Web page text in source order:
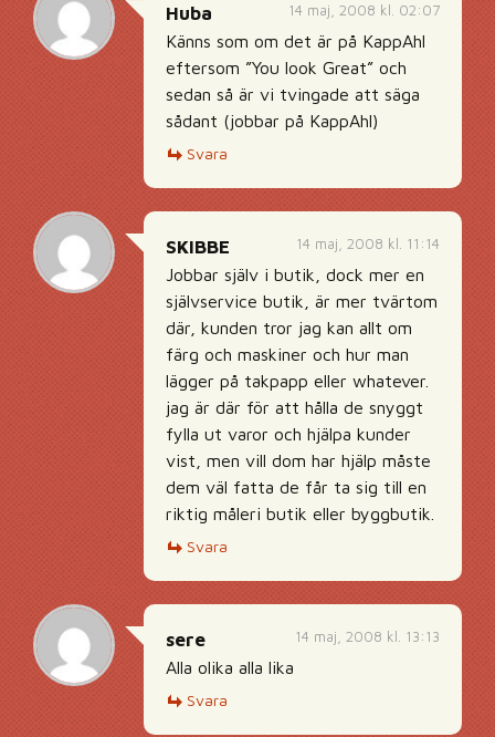
14 maj, 2008 kl. 02:07
Huba
Känns som om det är på KappAhl
eftersom ”You look Great” och
sedan så är vi tvingade att säga
sådant (jobbar på KappAhl)
Svara
14 maj, 2008 kl. 11:14
SKIBBE
Jobbar själv i butik, dock mer en
självservice butik, är mer tvärtom
där, kunden tror jag kan allt om
färg och maskiner och hur man
lägger på takpapp eller whatever.
jag är där för att hålla de snyggt
fylla ut varor och hjälpa kunder
vist, men vill dom har hjälp måste
dem väl fatta de får ta sig till en
riktig måleri butik eller byggbutik.
Svara
14 maj, 2008 kl. 13:13
sere
Alla olika alla lika
Svara